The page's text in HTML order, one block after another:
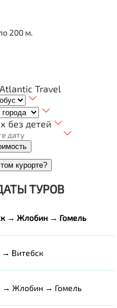
200 м.
Atlantic Travel
без детей
курорте?
ТУРОВ
→ Жлобин → Гомель
Витебск
→ Жлобин → Гомель